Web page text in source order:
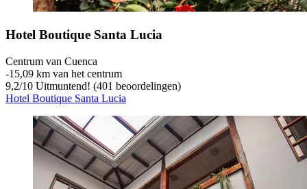
Hotel Boutique Santa Lucia
Centrum van Cuenca
‐15,09 km van het centrum
9,2/10 Uitmuntend! (401 beoordelingen)
Hotel Boutique Santa Lucia